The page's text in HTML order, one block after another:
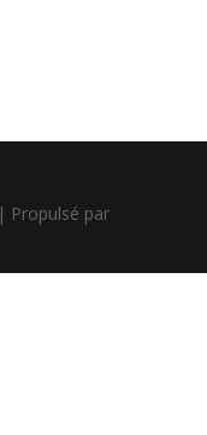
| Propulsé par